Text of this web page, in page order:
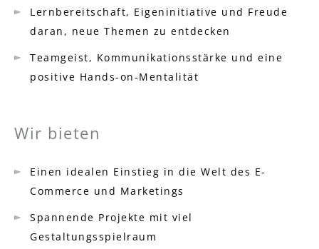
Lernbereitschaft, Eigeninitiative und Freude
daran, neue Themen zu entdecken
Teamgeist, Kommunikationsstärke und eine
positive Hands-on-Mentalität
Wir bieten
Einen idealen Einstieg in die Welt des E-
Commerce und Marketings
Spannende Projekte mit viel
Gestaltungsspielraum